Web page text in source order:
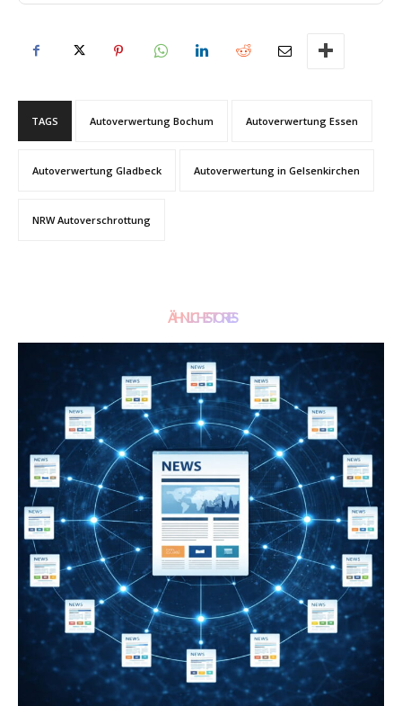
TAGS Autoverwertung Bochum Autoverwertung Essen
Autoverwertung Gladbeck Autoverwertung in Gelsenkirchen
NRW Autoverschrottung
ÄHNLICHE STORIES